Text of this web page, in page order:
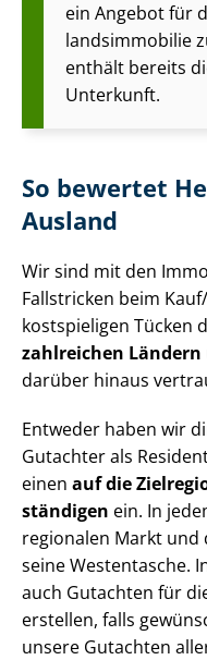
ein Angebot für
lands­im­mo­bi­lie
enthält bereits
Unterkunft.
So bewertet
Ausland
Wir sind mit den
Fallstricken beim
kostspieligen Tücken
zahlreichen Ländern
darüber hinaus
Entweder haben wir
Gutachter als
einen auf die
stän­di­gen ein. In
regionalen Markt und
seine Westentasche.
auch Gutachten für
erstellen, falls
unsere Gutachten